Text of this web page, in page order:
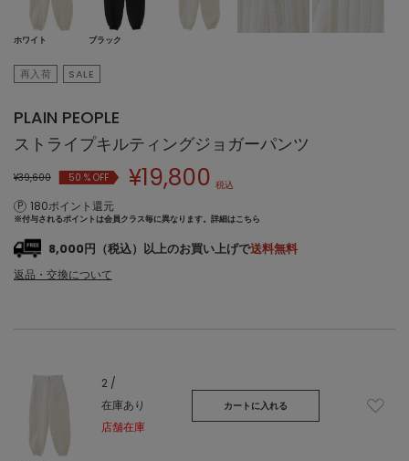
ホワイト ブラック
再入荷 SALE
PLAIN PEOPLE
ストライプキルティングジョガーパンツ
¥39,600 50% OFF ¥19,800 税込
180ポイント還元
※付与されるポイントは会員クラス毎に異なります。 詳細はこちら
8,000円（税込）以上のお買い上げで送料無料
返品・交換について
2 /
在庫あり
店舗在庫
カートに入れる